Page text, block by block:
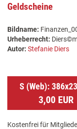
Geldscheine
Bildname:
Urheberrecht:
Autor: Stefanie Diers
S (Web):
3,00 EUR
Kostenfrei für